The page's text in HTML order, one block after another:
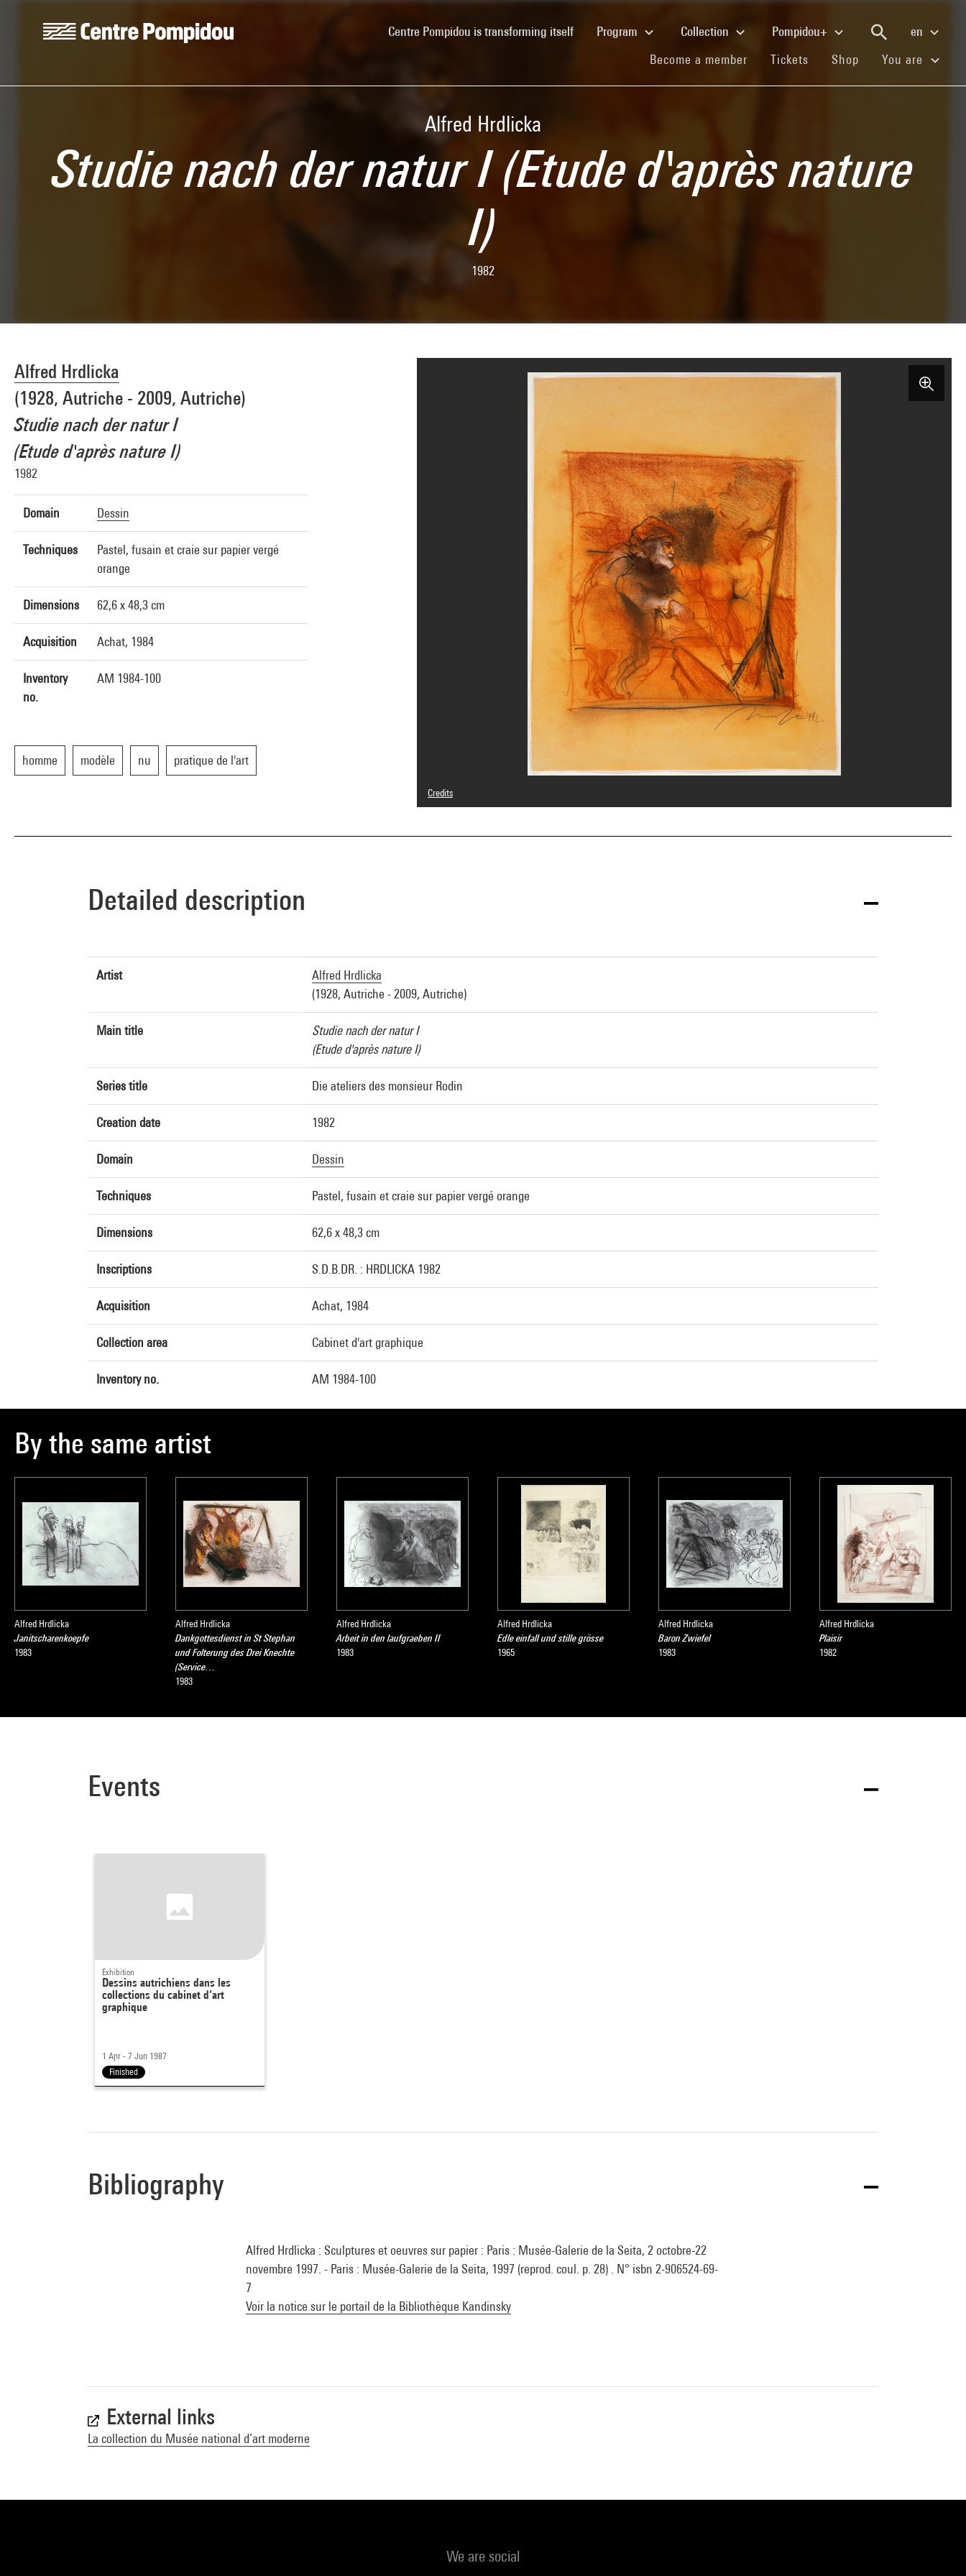
Centre Pompidou is transforming itself(current)Program Collection Pompidou+
en
Become a member (current)
Tickets (current)
Shop (current)You are
Alfred Hrdlicka
Studie nach der natur I (Etude d'après nature
I)
1982
Alfred Hrdlicka
(1928, Autriche - 2009, Autriche)
Studie nach der natur I
(Etude d'après nature I)
1982
Domain Dessin
Techniques
Pastel, fusain et craie sur papier vergé
orange
Dimensions 62,6 x 48,3 cm
Acquisition Achat, 1984
Inventory
no.
AM 1984-100
homme modèle nu pratique de l'art
Credits
© Alfred Hrdlicka
Image reference : 4R10688 [1983 CX 0363]
Detailed description
Artist
Alfred Hrdlicka
(1928, Autriche - 2009, Autriche)
Main title
Studie nach der natur I
(Etude d'après nature I)
Series title Die ateliers des monsieur Rodin
Creation date 1982
Domain Dessin
Techniques Pastel, fusain et craie sur papier vergé orange
Dimensions 62,6 x 48,3 cm
Inscriptions S.D.B.DR. : HRDLICKA 1982
Acquisition Achat, 1984
Collection area Cabinet d'art graphique
Inventory no. AM 1984-100
By the same artist
Alfred Hrdlicka
Janitscharenkoepfe
1983
Alfred Hrdlicka
Dankgottesdienst in St Stephan
und Folterung des Drei Knechte
(Service…
1983
Alfred Hrdlicka
Arbeit in den laufgraeben II
1983
Alfred Hrdlicka
Edle einfall und stille grösse
1965
Alfred Hrdlicka
Baron Zwiefel
1983
Alfred Hrdlicka
Plaisir
1982
Events
Exhibition
Dessins autrichiens dans les
collections du cabinet d’art
graphique
1 Apr - 7 Jun 1987
Finished
Bibliography
Alfred Hrdlicka : Sculptures et oeuvres sur papier : Paris : Musée-Galerie de la Seita, 2 octobre-22
novembre 1997. - Paris : Musée-Galerie de la Seita, 1997 (reprod. coul. p. 28) . N° isbn 2-906524-69-
7
Voir la notice sur le portail de la Bibliothèque Kandinsky
External links
La collection du Musée national d’art moderne
We are social